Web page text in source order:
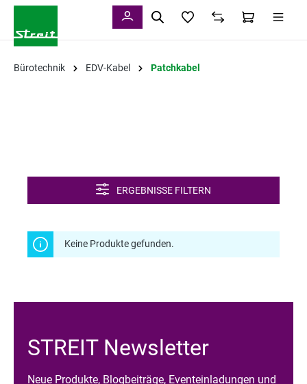
Bürotechnik EDV-Kabel Patchkabel
ERGEBNISSE FILTERN
Keine Produkte gefunden.
STREIT Newsletter
Neue Produkte, Blogbeiträge, Eventeinladungen und